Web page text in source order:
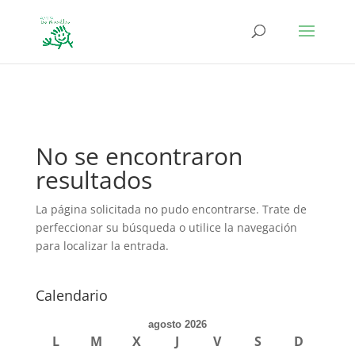
No se encontraron
resultados
La página solicitada no pudo encontrarse. Trate de
perfeccionar su búsqueda o utilice la navegación
para localizar la entrada.
Calendario
agosto 2026
L M X J V S
D